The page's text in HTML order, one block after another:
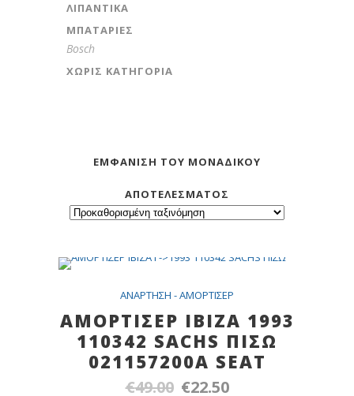
ΛΙΠΑΝΤΙΚΆ
ΜΠΑΤΑΡΊΕΣ
Bosch
ΧΩΡΊΣ ΚΑΤΗΓΟΡΊΑ
ΕΜΦΆΝΙΣΗ ΤΟΥ ΜΟΝΑΔΙΚΟΎ
ΑΠΟΤΕΛΈΣΜΑΤΟΣ
ANAPTHΣH - AMOPTIΣEP
AMOΡΤΙΣΕΡ ΙΒΙΖΑ 1993
110342 SACHS ΠΙΣΩ
021157200Α SEAT
€49.00 Original
€22.50Η